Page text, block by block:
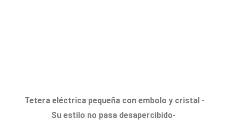
Tetera eléctrica pequeña con embolo y cristal -
Su estilo no pasa desapercibido-